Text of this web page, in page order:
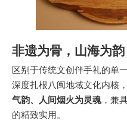
非遗为骨，山海为
区别于传统文创伴手礼的单
深度扎根八闽地域文化内核，
气韵、人间烟火为灵魂，兼
的精致实用。